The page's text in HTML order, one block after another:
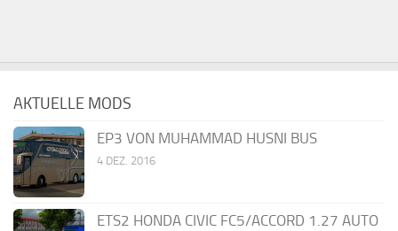
AKTUELLE MODS
EP3 VON MUHAMMAD HUSNI BUS
4 DEZ. 2016
ETS2 HONDA CIVIC FC5/ACCORD 1.27 AUTO